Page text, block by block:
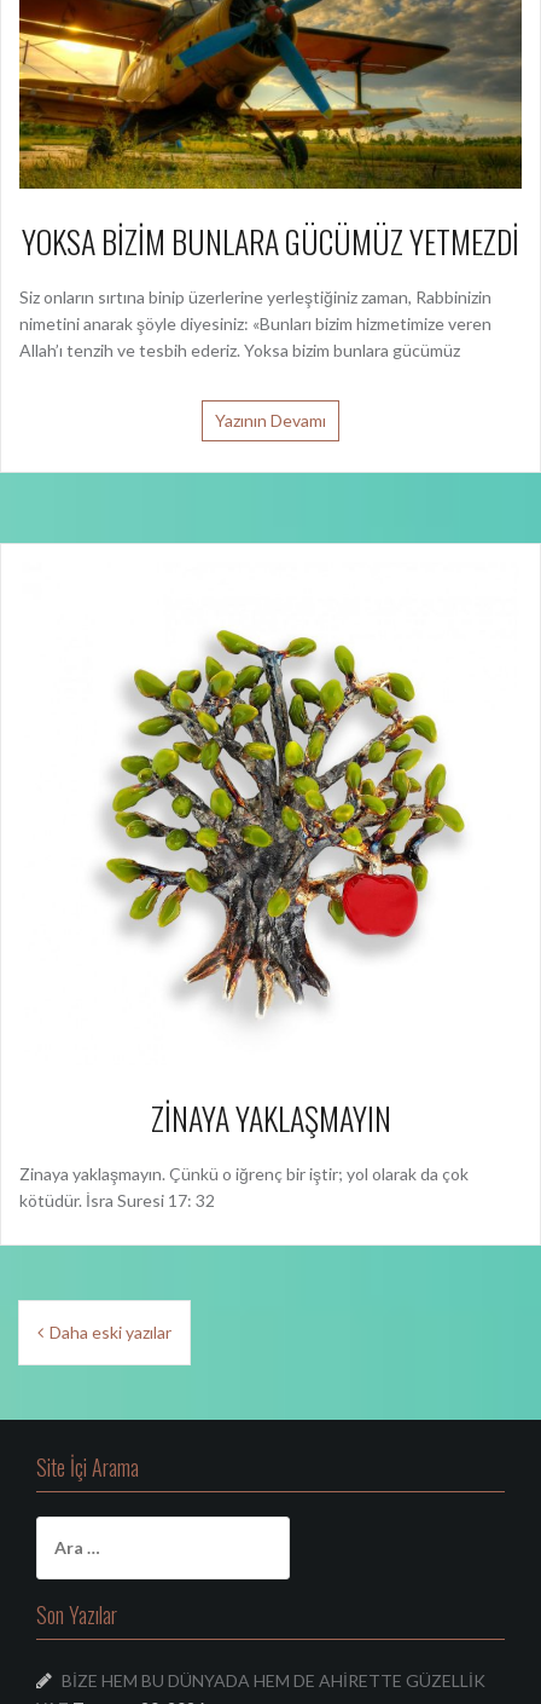
YOKSA BİZİM BUNLARA GÜCÜMÜZ YETMEZDİ
Siz onların sırtına binip üzerlerine yerleştiğiniz zaman, Rabbinizin
nimetini anarak şöyle diyesiniz: «Bunları bizim hizmetimize veren
Allah’ı tenzih ve tesbih ederiz. Yoksa bizim bunlara gücümüz
Yazının Devamı
ZİNAYA YAKLAŞMAYIN
Zinaya yaklaşmayın. Çünkü o iğrenç bir iştir; yol olarak da çok
kötüdür. İsra Suresi 17: 32
z
Daha eski yazılar
Site İçi Arama
a
m
a
Son Yazılar
BİZE HEM BU DÜNYADA HEM DE AHİRETTE GÜZELLİK